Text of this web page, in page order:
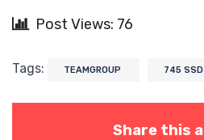
Post Views: 76
Tags: TEAMGROUP 745 SSD
Share this